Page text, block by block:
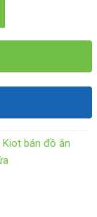
Kiot bán đồ ăn